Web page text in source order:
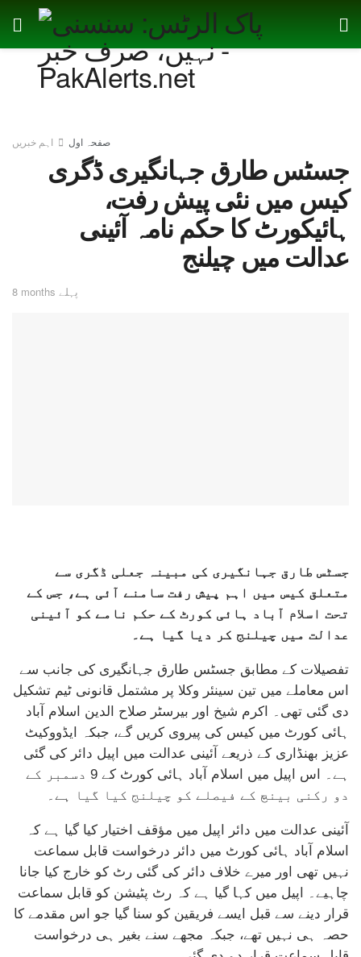
صفحہ اول اہم خبریں
جسٹس طارق جہانگیری ڈگری
کیس میں نئی پیش رفت،
ہائیکورٹ کا حکم نامہ آئینی
عدالت میں چیلنج
8 months پہلے
جسٹس طارق جہانگیری کی مبینہ جعلی ڈگری سے
متعلق کیس میں اہم پیش رفت سامنے آئی ہے، جس کے
تحت اسلام آباد ہائی کورٹ کے حکم نامے کو آئینی
عدالت میں چیلنج کر دیا گیا ہے۔
تفصیلات کے مطابق جسٹس طارق جہانگیری کی جانب سے
اس معاملے میں تین سینئر وکلا پر مشتمل قانونی ٹیم تشکیل
دی گئی تھی۔ اکرم شیخ اور بیرسٹر صلاح الدین اسلام آباد
ہائی کورٹ میں کیس کی پیروی کریں گے، جبکہ ایڈووکیٹ
عزیز بھنڈاری کے ذریعے آئینی عدالت میں اپیل دائر کی گئی
ہے۔ اس اپیل میں اسلام آباد ہائی کورٹ کے 9 دسمبر کے
دو رکنی بینچ کے فیصلے کو چیلنج کیا گیا ہے۔
آئینی عدالت میں دائر اپیل میں مؤقف اختیار کیا گیا ہے کہ
اسلام آباد ہائی کورٹ میں دائر درخواست قابل سماعت
نہیں تھی اور میرے خلاف دائر کی گئی رٹ کو خارج کیا جانا
چاہیے۔ اپیل میں کہا گیا ہے کہ رٹ پٹیشن کو قابل سماعت
قرار دینے سے قبل ایسے فریقین کو سنا گیا جو اس مقدمے کا
حصہ ہی نہیں تھے، جبکہ مجھے سنے بغیر ہی درخواست